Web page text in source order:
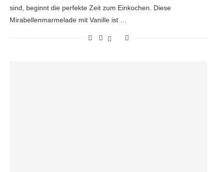
sind, beginnt die perfekte Zeit zum Einkochen. Diese
Mirabellenmarmelade mit Vanille ist …